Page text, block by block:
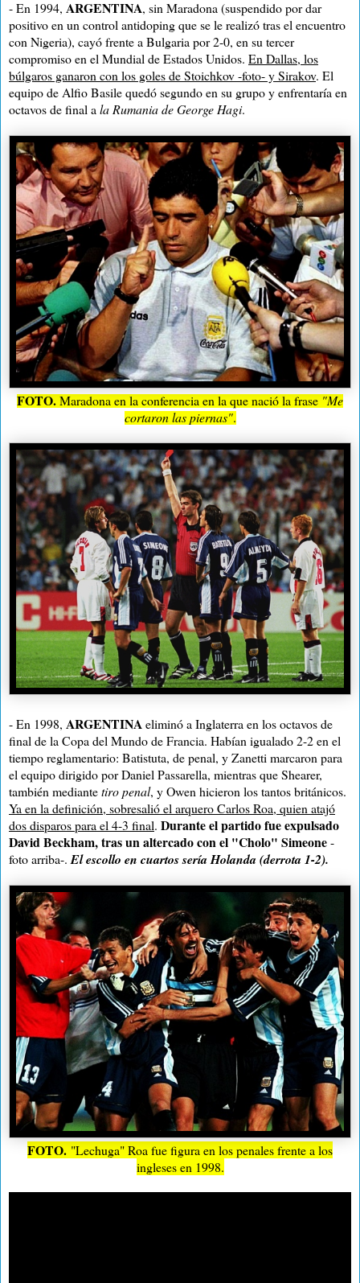
- En 1994, ARGENTINA, sin Maradona (suspendido por dar
positivo en un control antidoping que se le realizó tras el encuentro
con Nigeria), cayó frente a Bulgaria por 2-0, en su tercer
compromiso en el Mundial de Estados Unidos. En Dallas, los
búlgaros ganaron con los goles de Stoichkov -foto- y Sirakov. El
equipo de Alfio Basile quedó segundo en su grupo y enfrentaría en
octavos de final a la Rumania de George Hagi.
FOTO.Maradona en la conferencia en la que nació la frase"Me
cortaron las piernas".
- En 1998, ARGENTINAeliminó a Inglaterra en los octavos de
final de la Copa del Mundo de Francia. Habían igualado 2-2 en el
tiempo reglamentario: Batistuta, de penal, y Zanetti marcaron para
el equipo dirigido por Daniel Passarella, mientras que Shearer,
también mediantetiro penal, y Owen hicieron los tantos británicos.
Ya en la definición, sobresalió el arquero Carlos Roa, quien atajó
dos disparos para el 4-3 final. Durante el partido fue expulsado
David Beckham, tras un altercado con el "Cholo" Simeone-
foto arriba-.El escollo en cuartos sería Holanda (derrota 1-2).
FOTO. "Lechuga" Roa fue figura en los penales frente a los
ingleses en 1998.